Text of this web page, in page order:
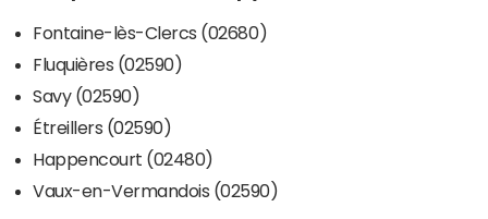
Fontaine-lès-Clercs (02680)
Fluquières (02590)
Savy (02590)
Étreillers (02590)
Happencourt (02480)
Vaux-en-Vermandois (02590)